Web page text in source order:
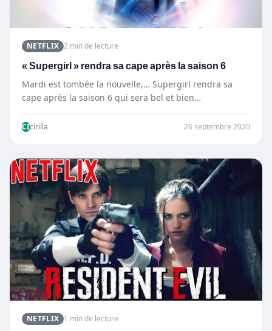
NETFLIX 2 min de lecture
« Supergirl » rendra sa cape après la saison 6
Mardi est tombée la nouvelle,… Supergirl rendra sa
cape après la saison 6 qui sera bel et bien…
CIcirilla 26 septembre 2020
NETFLIX 1 min de lecture